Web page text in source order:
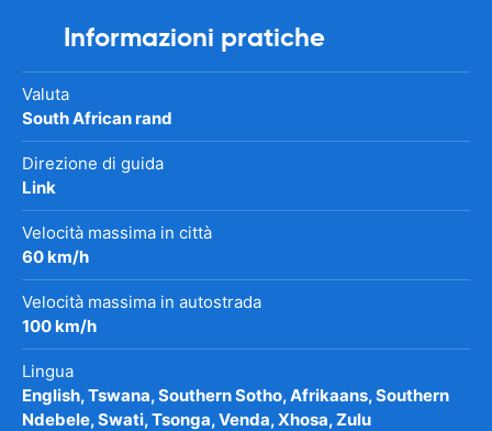
Informazioni pratiche
Valuta
South African rand
Direzione di guida
Link
Velocità massima in città
60 km/h
Velocità massima in autostrada
100 km/h
Lingua
English, Tswana, Southern Sotho, Afrikaans, Southern
Ndebele, Swati, Tsonga, Venda, Xhosa, Zulu